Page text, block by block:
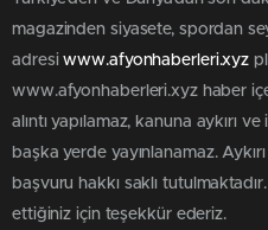
magazinden siyasete, spordan
adresiwww.afyonhaberleri.xyz
www.afyonhaberleri.xyz haber
alıntı yapılamaz, kanuna aykırı
başka yerde yayınlanamaz.
başvuru hakkı saklı
ettiğiniz için teşekkür ederiz.